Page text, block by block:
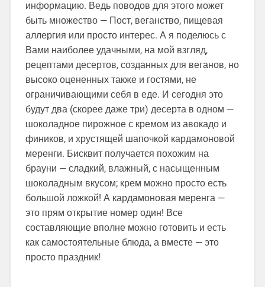
информацию. Ведь поводов для этого может
быть множество — Пост, веганство, пищевая
аллергия или просто интерес. А я поделюсь с
Вами наиболее удачными, на мой взгляд,
рецептами десертов, созданных для веганов, но
высоко оцененных также и гостями, не
ограничивающими себя в еде. И сегодня это
будут два (скорее даже три) десерта в одном —
шоколадное пирожное с кремом из авокадо и
фиников, и хрустящей шапочкой кардамоновой
меренги. Бисквит получается похожим на
брауни — сладкий, влажный, с насыщенным
шоколадным вкусом; крем можно просто есть
большой ложкой! А кардамоновая меренга —
это прям открытие номер один! Все
составляющие вполне можно готовить и есть
как самостоятельные блюда, а вместе — это
просто праздник!